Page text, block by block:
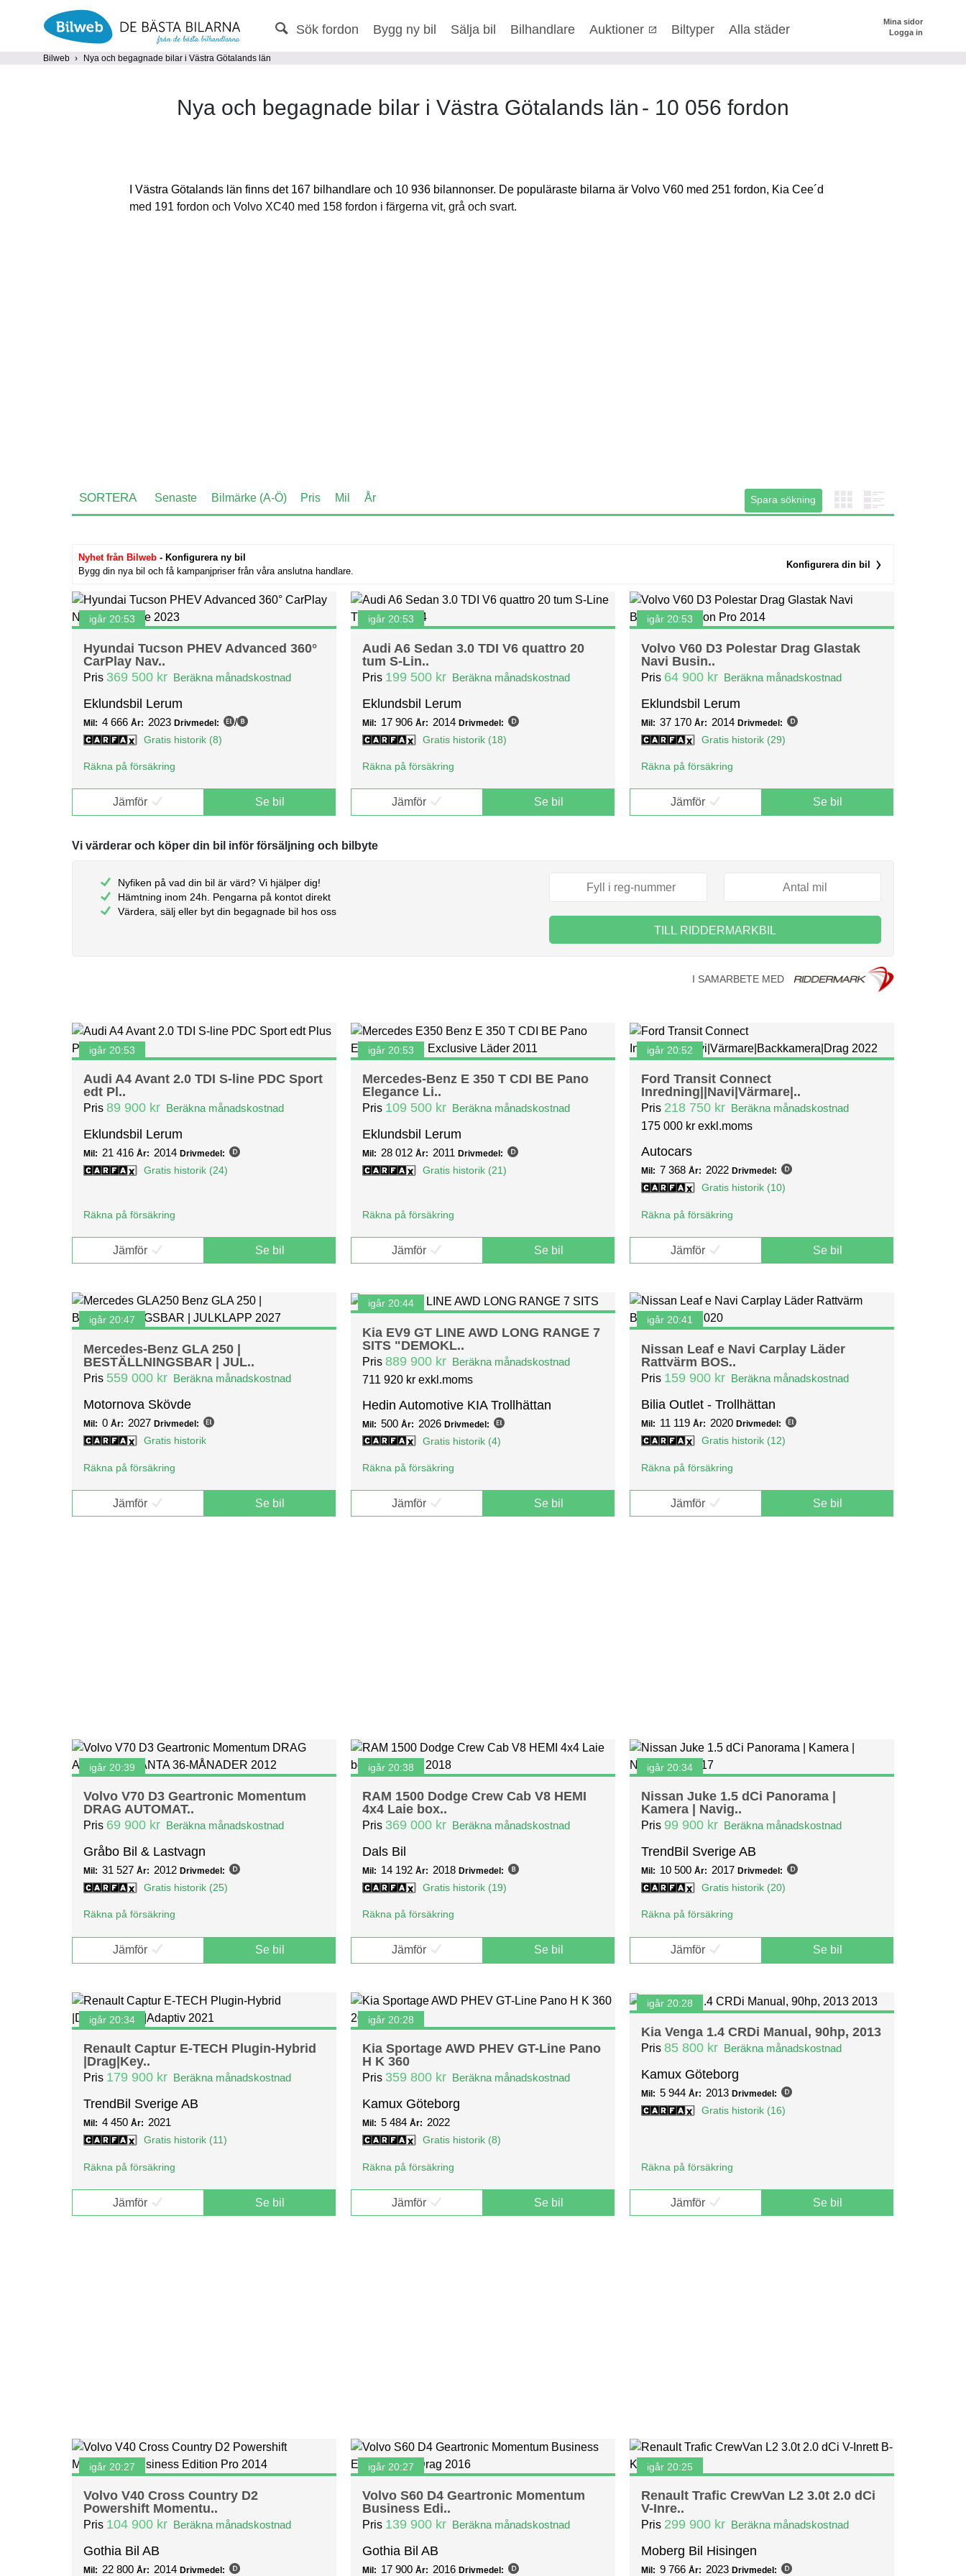
Sök fordon Bygg ny bil Sälja bil Bilhandlare Auktioner Biltyper Alla städer
Mina sidor
Logga in
Bilweb Nya och begagnade bilar i Västra Götalands län
Nya och begagnade bilar i Västra Götalands län - 10 056 fordon
I Västra Götalands län finns det 167 bilhandlare och 10 936 bilannonser. De populäraste bilarna är Volvo V60 med 251 fordon, Kia Cee´d
med 191 fordon och Volvo XC40 med 158 fordon i färgerna vit, grå och svart.
SORTERA Senaste Bilmärke (A-Ö) Pris Mil År Spara sökning
Spara sökning
Nyhet från Bilweb - Konfigurera ny bil
Bygg din nya bil och få kampanjpriser från våra anslutna handlare.
Konfigurera din bil
igår 20:53
Hyundai Tucson PHEV Advanced 360°
CarPlay Nav..
Pris 369 500 kr Beräkna månadskostnad
Eklundsbil Lerum
Mil: 4 666 År: 2023 Drivmedel: /
Gratis historik (8)
Räkna på försäkring
Jämför Se bil
igår 20:53
Audi A6 Sedan 3.0 TDI V6 quattro 20
tum S-Lin..
Pris 199 500 kr Beräkna månadskostnad
Eklundsbil Lerum
Mil: 17 906 År: 2014 Drivmedel:
Gratis historik (18)
Räkna på försäkring
Jämför Se bil
igår 20:53
Volvo V60 D3 Polestar Drag Glastak
Navi Busin..
Pris 64 900 kr Beräkna månadskostnad
Eklundsbil Lerum
Mil: 37 170 År: 2014 Drivmedel:
Gratis historik (29)
Räkna på försäkring
Jämför Se bil
Vi värderar och köper din bil inför försäljning och bilbyte
Nyfiken på vad din bil är värd? Vi hjälper dig!
Hämtning inom 24h. Pengarna på kontot direkt
Värdera, sälj eller byt din begagnade bil hos oss
TILL RIDDERMARKBIL
I SAMARBETE MED
igår 20:53
Audi A4 Avant 2.0 TDI S-line PDC Sport
edt Pl..
Pris 89 900 kr Beräkna månadskostnad
Eklundsbil Lerum
Mil: 21 416 År: 2014 Drivmedel:
Gratis historik (24)
Räkna på försäkring
Jämför Se bil
igår 20:53
Mercedes-Benz E 350 T CDI BE Pano
Elegance Li..
Pris 109 500 kr Beräkna månadskostnad
Eklundsbil Lerum
Mil: 28 012 År: 2011 Drivmedel:
Gratis historik (21)
Räkna på försäkring
Jämför Se bil
igår 20:52
Ford Transit Connect
Inredning||Navi|Värmare|..
Pris 218 750 kr Beräkna månadskostnad
175 000 kr exkl.moms
Autocars
Mil: 7 368 År: 2022 Drivmedel:
Gratis historik (10)
Räkna på försäkring
Jämför Se bil
igår 20:47
Mercedes-Benz GLA 250 |
BESTÄLLNINGSBAR | JUL..
Pris 559 000 kr Beräkna månadskostnad
Motornova Skövde
Mil: 0 År: 2027 Drivmedel:
Gratis historik
Räkna på försäkring
Jämför Se bil
igår 20:44
Kia EV9 GT LINE AWD LONG RANGE 7
SITS "DEMOKL..
Pris 889 900 kr Beräkna månadskostnad
711 920 kr exkl.moms
Hedin Automotive KIA Trollhättan
Mil: 500 År: 2026 Drivmedel:
Gratis historik (4)
Räkna på försäkring
Jämför Se bil
igår 20:41
Nissan Leaf e Navi Carplay Läder
Rattvärm BOS..
Pris 159 900 kr Beräkna månadskostnad
Bilia Outlet - Trollhättan
Mil: 11 119 År: 2020 Drivmedel:
Gratis historik (12)
Räkna på försäkring
Jämför Se bil
igår 20:39
Volvo V70 D3 Geartronic Momentum
DRAG AUTOMAT..
Pris 69 900 kr Beräkna månadskostnad
Gråbo Bil & Lastvagn
Mil: 31 527 År: 2012 Drivmedel:
Gratis historik (25)
Räkna på försäkring
Jämför Se bil
igår 20:38
RAM 1500 Dodge Crew Cab V8 HEMI
4x4 Laie box..
Pris 369 000 kr Beräkna månadskostnad
Dals Bil
Mil: 14 192 År: 2018 Drivmedel:
Gratis historik (19)
Räkna på försäkring
Jämför Se bil
igår 20:34
Nissan Juke 1.5 dCi Panorama |
Kamera | Navig..
Pris 99 900 kr Beräkna månadskostnad
TrendBil Sverige AB
Mil: 10 500 År: 2017 Drivmedel:
Gratis historik (20)
Räkna på försäkring
Jämför Se bil
igår 20:34
Renault Captur E-TECH Plugin-Hybrid
|Drag|Key..
Pris 179 900 kr Beräkna månadskostnad
TrendBil Sverige AB
Mil: 4 450 År: 2021
Gratis historik (11)
Räkna på försäkring
Jämför Se bil
igår 20:28
Kia Sportage AWD PHEV GT-Line Pano
H K 360
Pris 359 800 kr Beräkna månadskostnad
Kamux Göteborg
Mil: 5 484 År: 2022
Gratis historik (8)
Räkna på försäkring
Jämför Se bil
igår 20:28
Kia Venga 1.4 CRDi Manual, 90hp, 2013
Pris 85 800 kr Beräkna månadskostnad
Kamux Göteborg
Mil: 5 944 År: 2013 Drivmedel:
Gratis historik (16)
Räkna på försäkring
Jämför Se bil
igår 20:27
Volvo V40 Cross Country D2
Powershift Momentu..
Pris 104 900 kr Beräkna månadskostnad
Gothia Bil AB
Mil: 22 800 År: 2014 Drivmedel:
igår 20:27
Volvo S60 D4 Geartronic Momentum
Business Edi..
Pris 139 900 kr Beräkna månadskostnad
Gothia Bil AB
Mil: 17 900 År: 2016 Drivmedel:
igår 20:25
Renault Trafic CrewVan L2 3.0t 2.0 dCi
V-Inre..
Pris 299 900 kr Beräkna månadskostnad
Moberg Bil Hisingen
Mil: 9 766 År: 2023 Drivmedel: